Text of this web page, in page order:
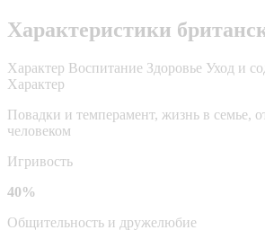
Характеристики
Характер Воспитание Здоровье Уход и
Характер
Повадки и темперамент, жизнь в семье,
человеком
Игривость
40%
Общительность и дружелюбие